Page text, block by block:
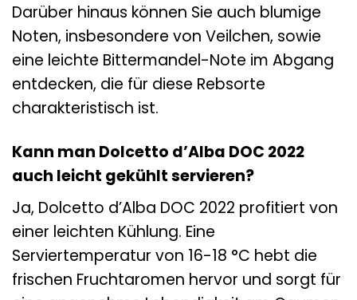
Darüber hinaus können Sie auch blumige
Noten, insbesondere von Veilchen, sowie
eine leichte Bittermandel-Note im Abgang
entdecken, die für diese Rebsorte
charakteristisch ist.
Kann man Dolcetto d’Alba DOC 2022
auch leicht gekühlt servieren?
Ja, Dolcetto d’Alba DOC 2022 profitiert von
einer leichten Kühlung. Eine
Serviertemperatur von 16-18 °C hebt die
frischen Fruchtaromen hervor und sorgt für